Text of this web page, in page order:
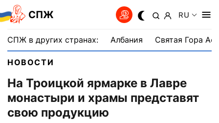
СПЖ RU
СПЖ в других странах: Албания Святая Гора
НОВОСТИ
На Троицкой ярмарке в Лавре
монастыри и храмы представят
свою продукцию